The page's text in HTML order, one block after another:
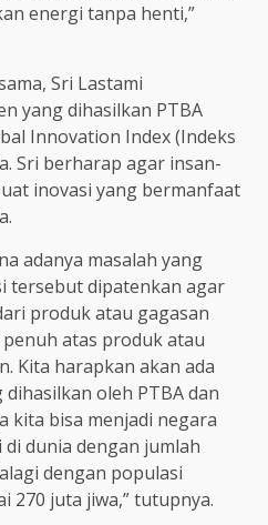
energi tanpa henti,”
Sri Lastami
yang dihasilkan PTBA
Innovation Index (Indeks
Sri berharap agar insan-
inovasi yang bermanfaat
adanya masalah yang
tersebut dipatenkan agar
produk atau gagasan
atas produk atau
Kita harapkan akan ada
oleh PTBA dan
kita bisa menjadi negara
dunia dengan jumlah
dengan populasi
270 juta jiwa,” tutupnya.